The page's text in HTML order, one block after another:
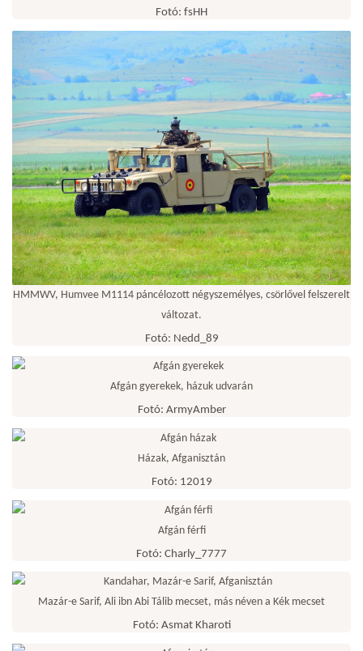
Fotó: fsHH
HMMWV, Humvee M1114 páncélozott négyszemélyes, csörlővel felszerelt
változat.
Fotó: Nedd_89
Afgán gyerekek, házuk udvarán
Fotó: ArmyAmber
Házak, Afganisztán
Fotó: 12019
Afgán férfi
Fotó: Charly_7777
Mazár-e Sarif, Ali ibn Abi Tálib mecset, más néven a Kék mecset
Fotó: Asmat Kharoti